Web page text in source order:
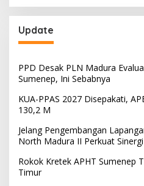
Update
PPD Desak PLN Madura
Sumenep, Ini Sebabnya
KUA-PPAS 2027 Disepakati,
130,2 M
Jelang Pengembangan
North Madura II Perkuat
Rokok Kretek APHT Sumenep
Timur